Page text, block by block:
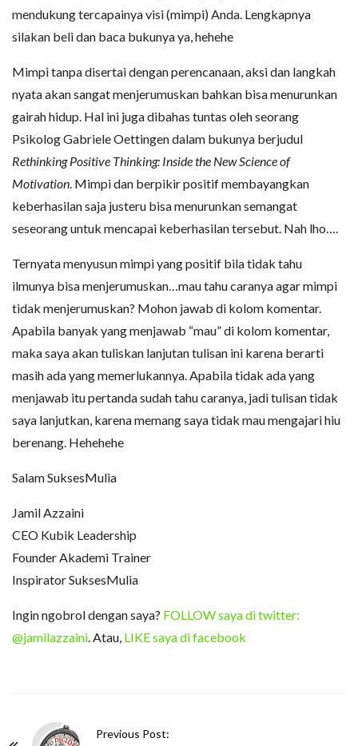
mendukung tercapainya visi (mimpi) Anda. Lengkapnya
silakan beli dan baca bukunya ya, hehehe
Mimpi tanpa disertai dengan perencanaan, aksi dan langkah
nyata akan sangat menjerumuskan bahkan bisa menurunkan
gairah hidup. Hal ini juga dibahas tuntas oleh seorang
Psikolog Gabriele Oettingen dalam bukunya berjudul
Rethinking Positive Thinking: Inside the New Science of
Motivation . Mimpi dan berpikir positif membayangkan
keberhasilan saja justeru bisa menurunkan semangat
seseorang untuk mencapai keberhasilan tersebut. Nah lho….
Ternyata menyusun mimpi yang positif bila tidak tahu
ilmunya bisa menjerumuskan…mau tahu caranya agar mimpi
tidak menjerumuskan? Mohon jawab di kolom komentar.
Apabila banyak yang menjawab “mau” di kolom komentar,
maka saya akan tuliskan lanjutan tulisan ini karena berarti
masih ada yang memerlukannya. Apabila tidak ada yang
menjawab itu pertanda sudah tahu caranya, jadi tulisan tidak
saya lanjutkan, karena memang saya tidak mau mengajari hiu
berenang. Hehehehe
Salam SuksesMulia
Jamil Azzaini
CEO Kubik Leadership
Founder Akademi Trainer
Inspirator SuksesMulia
Ingin ngobrol dengan saya? FOLLOW saya di twitter:
@jamilazzaini . Atau, LIKE saya di facebook
Previous Post: